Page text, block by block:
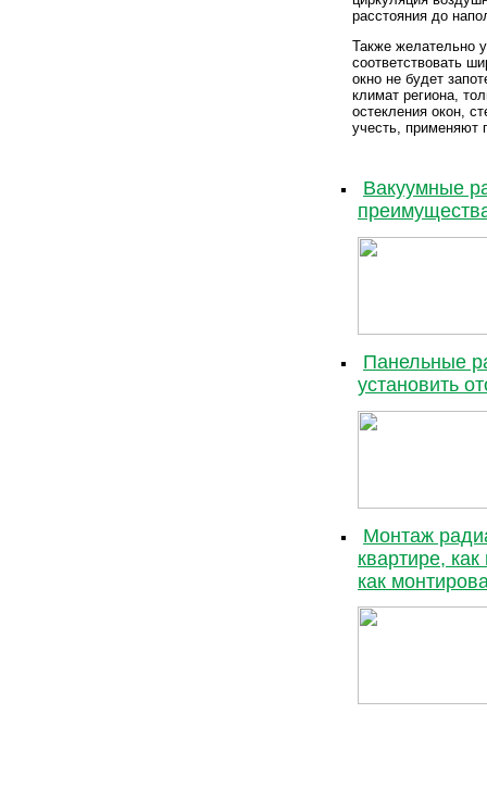
расстояния до
Также желательно
соответствовать
окно не будет
климат региона,
остекления окон,
учесть,
Вакуумные
Панельные
установить
Монтаж
квартире,
как